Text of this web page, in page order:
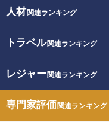
人材関連ランキング
トラベル関連ランキング
レジャー関連ランキング
専門家評価関連ランキング